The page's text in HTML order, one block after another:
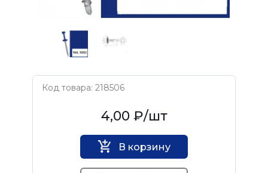
Код товара: 218506
4,00 ₽/шт
В корзину